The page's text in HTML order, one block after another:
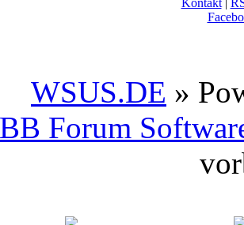
Kontakt|
WSUS.DE »
Forum